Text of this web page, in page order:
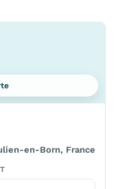
en-Born, France